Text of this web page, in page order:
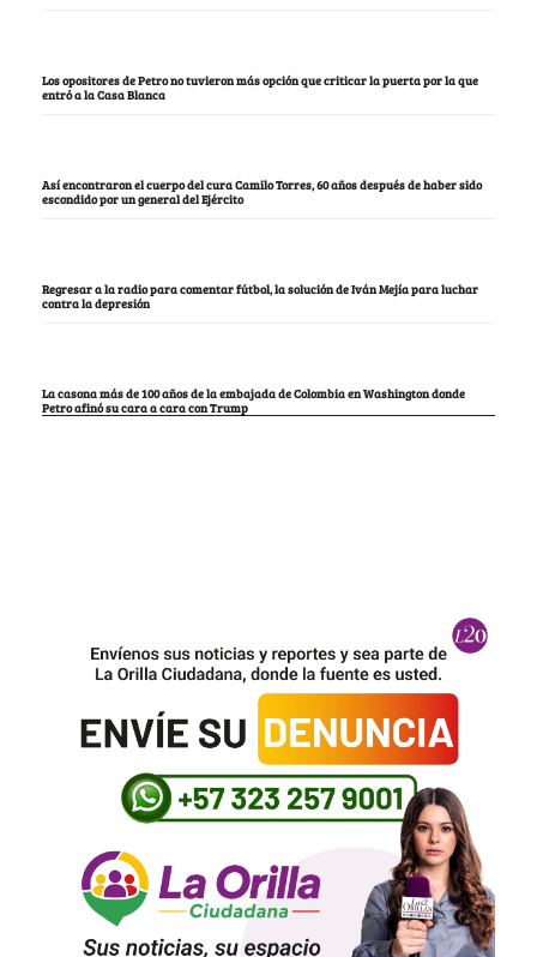
Los opositores de Petro no tuvieron más opción que criticar la puerta por la que
entró a la Casa Blanca
Así encontraron el cuerpo del cura Camilo Torres, 60 años después de haber sido
escondido por un general del Ejército
Regresar a la radio para comentar fútbol, la solución de Iván Mejía para luchar
contra la depresión
La casona más de 100 años de la embajada de Colombia en Washington donde
Petro afinó su cara a cara con Trump